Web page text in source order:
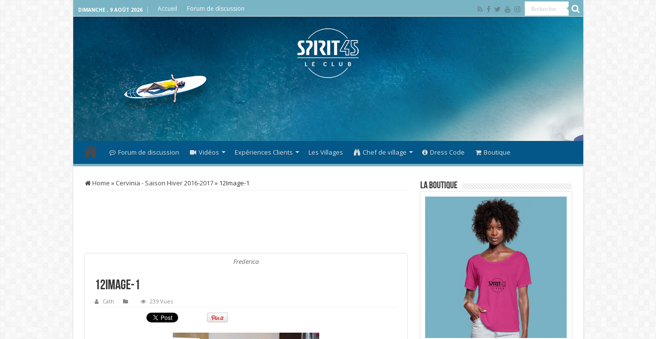
DIMANCHE , 9 AOÛT 2026 Accueil Forum de discussion
Forum de discussion Vidéos Expériences Clients Les Villages Chef de village Dress Code Boutique
Home » Cervinia - Saison Hiver 2016-2017» 12Image-1
Frederica
12Image-1
Cath 239 Vues
La Boutique